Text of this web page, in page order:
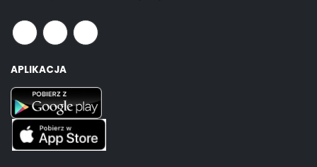
APLIKACJA